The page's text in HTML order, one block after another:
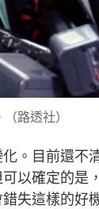
路透社）
。目前還不
以確定的是
失這樣的好